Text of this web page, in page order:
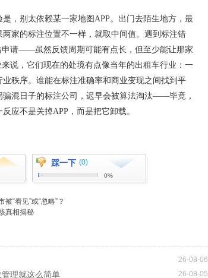
，别太依赖某一家地图APP。出门去陌生地方，最
家的标注位置不一样，就取中间值。遇到标注错
申请——虽然反馈周期可能有点长，但至少能让那家
说，它们现在的处境有点像当年的出租车行业：一
秩序。谁能在标注准确率和商业变现之间找到平
混日子的标注公司，迟早会被算法淘汰——毕竟，
应不是关掉APP，而是把它卸载。
踩一下 (0)
0%
“看见”或“忽略”？
真相揭秘
26-08-06
26-08-05
理就这么简单